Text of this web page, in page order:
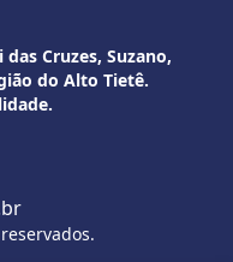
Cruzes, Suzano,
do Alto Tietê.